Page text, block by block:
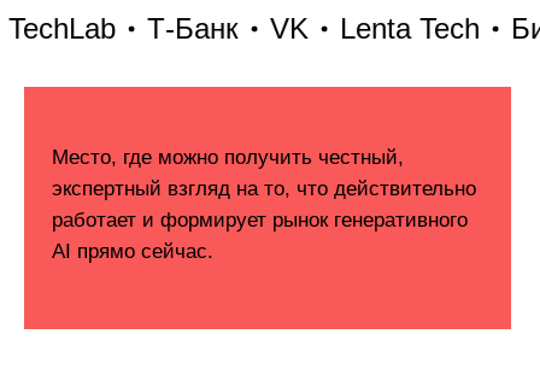
Т-Банк VK Lenta Tech